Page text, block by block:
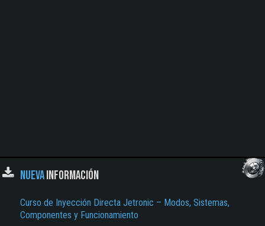
NUEVAINFORMACIÓN
Curso de Inyección Directa Jetronic – Modos, Sistemas,
Componentes y Funcionamiento